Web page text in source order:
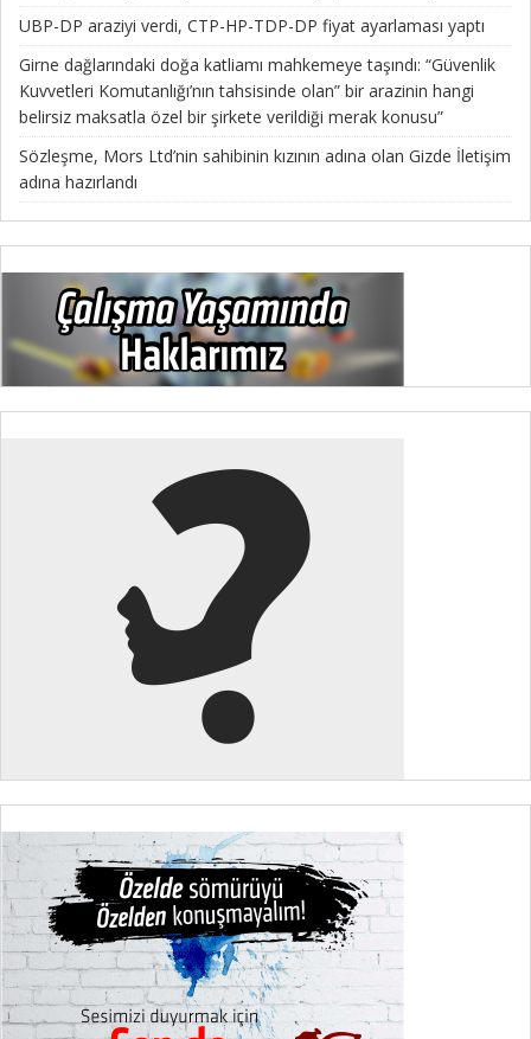
UBP-DP araziyi verdi, CTP-HP-TDP-DP fiyat ayarlaması yaptı
Girne dağlarındaki doğa katliamı mahkemeye taşındı: “Güvenlik
Kuvvetleri Komutanlığı’nın tahsisinde olan” bir arazinin hangi
belirsiz maksatla özel bir şirkete verildiği merak konusu”
Sözleşme, Mors Ltd’nin sahibinin kızının adına olan Gizde İletişim
adına hazırlandı